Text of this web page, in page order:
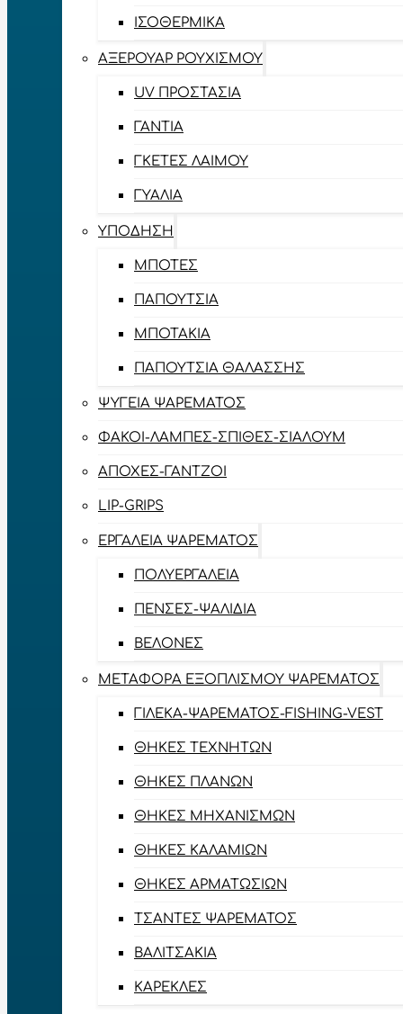
ΙΣΟΘΕΡΜΙΚΆ
ΑΞΕΡΟΥΆΡ ΡΟΥΧΙΣΜΟΎ
UV ΠΡΟΣΤΑΣΊΑ
ΓΆΝΤΙΑ
ΓΚΈΤΕΣ ΛΑΊΜΟΥ
ΓΥΑΛΙΆ
ΥΠΌΔΗΣΗ
ΜΠΌΤΕΣ
ΠΑΠΟΎΤΣΙΑ
ΜΠΟΤΆΚΙΑ
ΠΑΠΟΎΤΣΙΑ ΘΑΛΆΣΣΗΣ
ΨΥΓΕΊΑ ΨΑΡΈΜΑΤΟΣ
ΦΑΚΟΊ-ΛΆΜΠΕΣ-ΣΠΊΘΕΣ-ΣΊΑΛΟΥΜ
ΑΠΌΧΕΣ-ΓΆΝΤΖΟΙ
LIP-GRIPS
EΡΓΑΛΕΊΑ ΨΑΡΈΜΑΤΟΣ
ΠΟΛΥΕΡΓΑΛΕΊΑ
ΠΈΝΣΕΣ-ΨΑΛΊΔΙΑ
ΒΕΛΌΝΕΣ
ΜΕΤΑΦΟΡΆ ΕΞΟΠΛΙΣΜΟΎ ΨΑΡΈΜΑΤΟΣ
ΓΙΛΈΚΑ-ΨΑΡΈΜΑΤΟΣ-FISHING-VEST
ΘΉΚΕΣ ΤΕΧΝΗΤΏΝ
ΘΉΚΕΣ ΠΛΆΝΩΝ
ΘΉΚΕΣ ΜΗΧΑΝΙΣΜΏΝ
ΘΉΚΕΣ ΚΑΛΑΜΙΏΝ
ΘΉΚΕΣ ΑΡΜΑΤΩΣΙΏΝ
ΤΣΆΝΤΕΣ ΨΑΡΈΜΑΤΟΣ
ΒΑΛΙΤΣΆΚΙΑ
ΚΑΡΈΚΛΕΣ